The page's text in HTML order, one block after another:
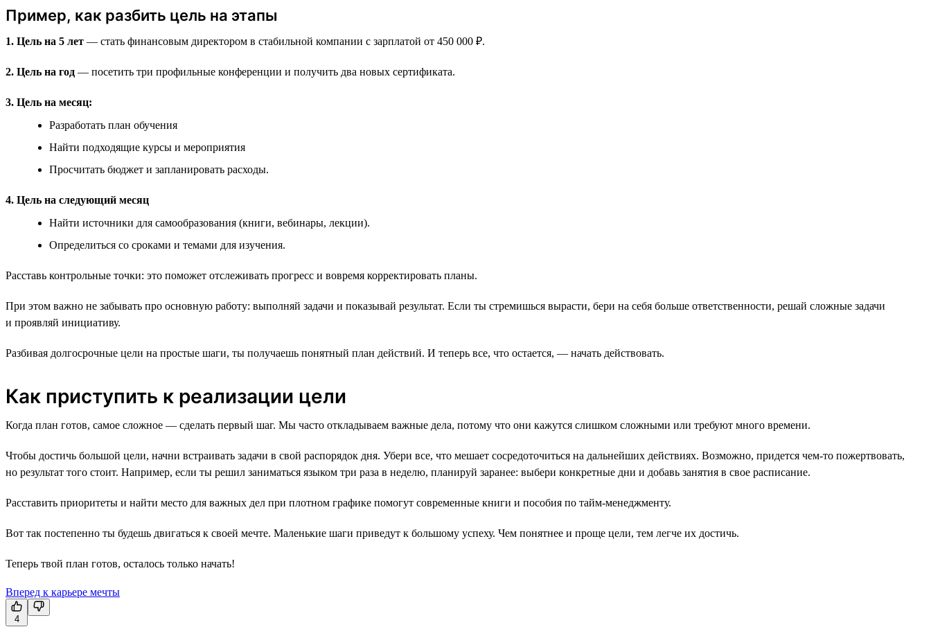
Пример, как разбить цель на этапы
1. Цель на 5 лет — стать финансовым директором в стабильной компании с зарплатой от 450 000 ₽.
2. Цель на год — посетить три профильные конференции и получить два новых сертификата.
3. Цель на месяц:
Разработать план обучения
Найти подходящие курсы и мероприятия
Просчитать бюджет и запланировать расходы.
4. Цель на следующий месяц
Найти источники для самообразования (книги, вебинары, лекции).
Определиться со сроками и темами для изучения.
Расставь контрольные точки: это поможет отслеживать прогресс и вовремя корректировать планы.
При этом важно не забывать про основную работу: выполняй задачи и показывай результат. Если ты стремишься вырасти, бери на себя больше ответственности, решай сложные задачи
и проявляй инициативу.
Разбивая долгосрочные цели на простые шаги, ты получаешь понятный план действий. И теперь все, что остается, — начать действовать.
Как приступить к реализации цели
Когда план готов, самое сложное — сделать первый шаг. Мы часто откладываем важные дела, потому что они кажутся слишком сложными или требуют много времени.
Чтобы достичь большой цели, начни встраивать задачи в свой распорядок дня. Убери все, что мешает сосредоточиться на дальнейших действиях. Возможно, придется чем-то пожертвовать,
но результат того стоит. Например, если ты решил заниматься языком три раза в неделю, планируй заранее: выбери конкретные дни и добавь занятия в свое расписание.
Расставить приоритеты и найти место для важных дел при плотном графике помогут современные книги и пособия по тайм-менеджменту.
Вот так постепенно ты будешь двигаться к своей мечте. Маленькие шаги приведут к большому успеху. Чем понятнее и проще цели, тем легче их достичь.
Теперь твой план готов, осталось только начать!
Вперед к карьере мечты
4